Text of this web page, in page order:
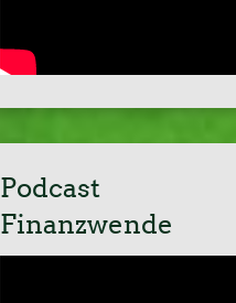
Podcast
Finanzwende